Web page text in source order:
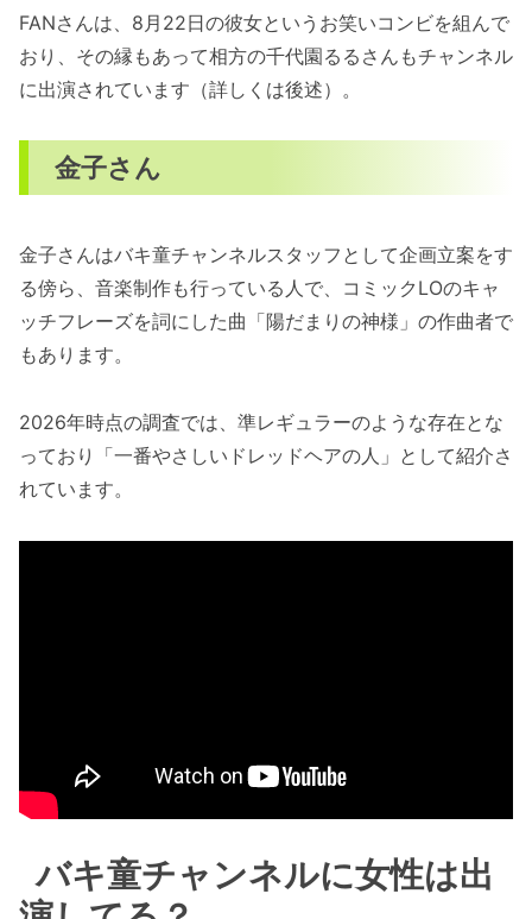
FANさんは、8月22日の彼女というお笑いコンビを組んで
おり、その縁もあって相方の千代園るるさんもチャンネル
に出演されています（詳しくは後述）。
金子さん
金子さんはバキ童チャンネルスタッフとして企画立案をす
る傍ら、音楽制作も行っている人で、コミックLOのキャ
ッチフレーズを詞にした曲「陽だまりの神様」の作曲者で
もあります。
2026年時点の調査では、準レギュラーのような存在とな
っており「一番やさしいドレッドヘアの人」として紹介さ
れています。
バキ童チャンネルに女性は出